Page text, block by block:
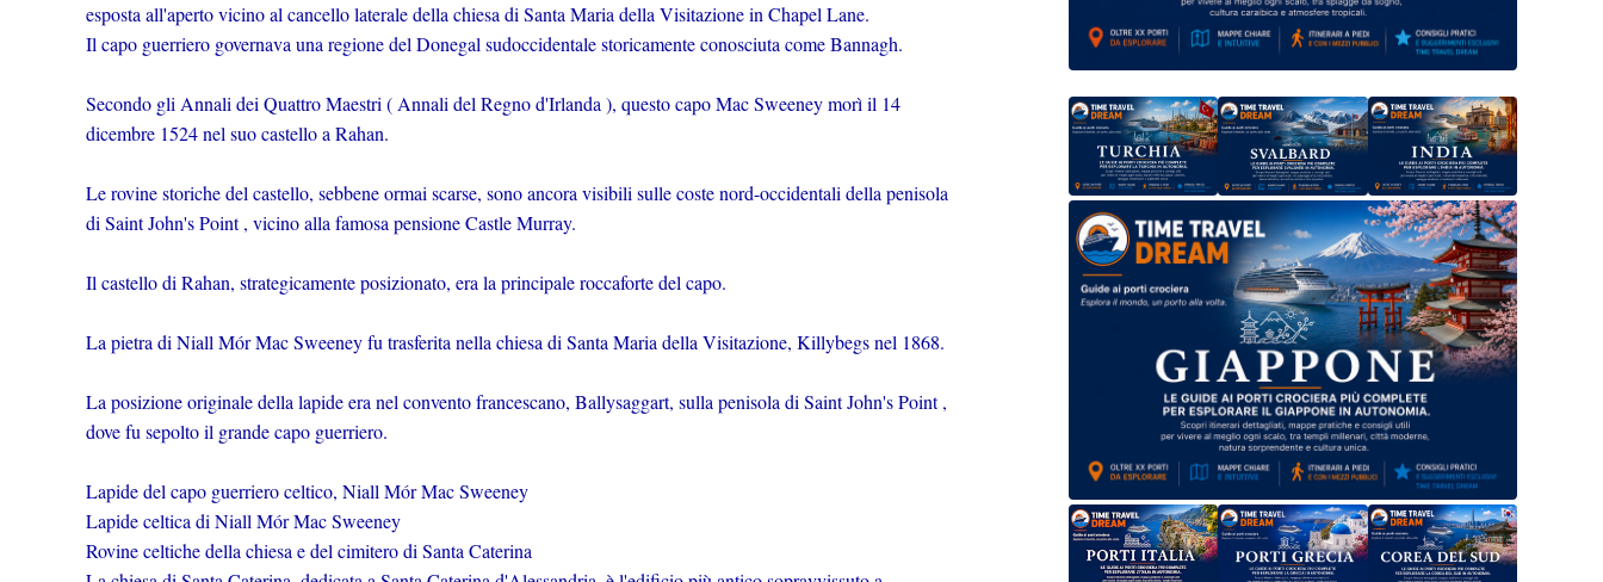
esposta all'aperto vicino al cancello laterale della chiesa di Santa Maria della Visitazione in Chapel Lane.
Il capo guerriero governava una regione del Donegal sudoccidentale storicamente conosciuta come Bannagh.
Secondo gli Annali dei Quattro Maestri ( Annali del Regno d'Irlanda ), questo capo Mac Sweeney morì il 14
dicembre 1524 nel suo castello a Rahan.
Le rovine storiche del castello, sebbene ormai scarse, sono ancora visibili sulle coste nord-occidentali della penisola
di Saint John's Point , vicino alla famosa pensione Castle Murray.
Il castello di Rahan, strategicamente posizionato, era la principale roccaforte del capo.
La pietra di Niall Mór Mac Sweeney fu trasferita nella chiesa di Santa Maria della Visitazione, Killybegs nel 1868.
La posizione originale della lapide era nel convento francescano, Ballysaggart, sulla penisola di Saint John's Point ,
dove fu sepolto il grande capo guerriero.
Lapide del capo guerriero celtico, Niall Mór Mac Sweeney
Lapide celtica di Niall Mór Mac Sweeney
Rovine celtiche della chiesa e del cimitero di Santa Caterina